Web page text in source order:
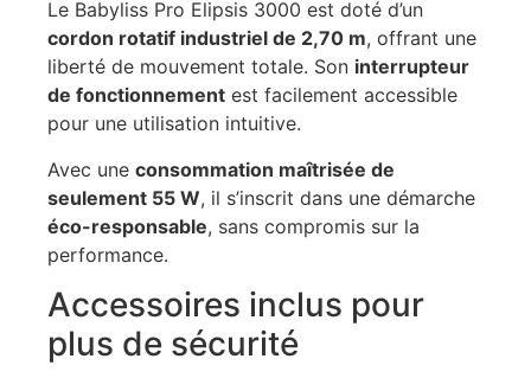
Le Babyliss Pro Elipsis 3000 est doté d’un
cordon rotatif industriel de 2,70 m, offrant une
liberté de mouvement totale. Son interrupteur
de fonctionnement est facilement accessible
pour une utilisation intuitive.
Avec une consommation maîtrisée de
seulement 55 W, il s’inscrit dans une démarche
éco-responsable, sans compromis sur la
performance.
Accessoires inclus pour
plus de sécurité